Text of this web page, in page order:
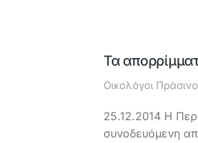
Τα
Οικολόγοι
25.12.2014 Η
συνοδευόμενη